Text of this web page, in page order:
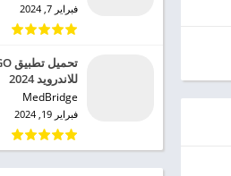
فبراير 7, 2024
للاندرويد 2024
MedBridge‏
فبراير 19, 2024